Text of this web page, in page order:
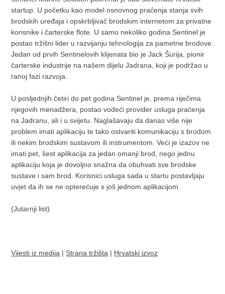
startup. U početku kao model osnovnog praćenja stanja svih
brodskih uređaja i opskrbljivač brodskim internetom za privatne
korisnike i čarterske flote. U samo nekoliko godina Sentinel je
postao tržišni lider u razvijanju tehnologija za pametne brodove.
Jedan od prvih Sentinelovih klijenata bio je Jack Šurija, pionir
čarterske industrije na našem dijelu Jadrana, koji je podržao u
ranoj fazi razvoja.
U posljednjih četiri do pet godina Sentinel je, prema riječima
njegovih menadžera, postao vodeći provider usluga praćenja
na Jadranu, ali i u svijetu. Naglašavaju da danas više nije
problem imati aplikaciju te tako ostvariti komunikaciju s brodom
ili nekim brodskim sustavom ili instrumentom. Veći je izazov ne
imati pet, šest aplikacija za jedan omanji brod, nego jednu
aplikaciju koja je dovoljno snažna da obuhvati sve brodske
sustave i sam brod. Korisnici usluga sada u startu postavljaju
uvjet da ih se ne opterećuje s još jednom aplikacijom.
(Jutarnji list)
Vijesti iz medija | Strana tržišta | Hrvatski izvoz